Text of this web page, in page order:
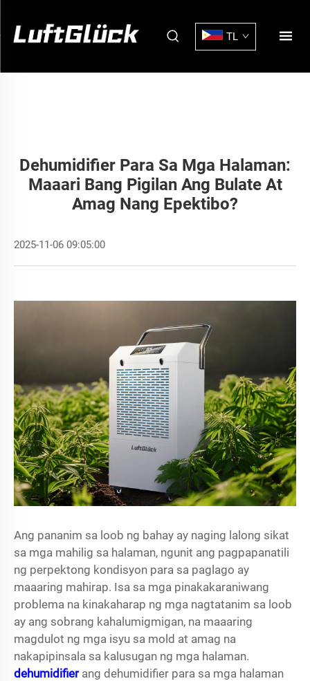
TL
Dehumidifier Para Sa Mga Halaman:
Maaari Bang Pigilan Ang Bulate At
Amag Nang Epektibo?
2025-11-06 09:05:00
Ang pananim sa loob ng bahay ay naging lalong sikat
sa mga mahilig sa halaman, ngunit ang pagpapanatili
ng perpektong kondisyon para sa paglago ay
maaaring mahirap. Isa sa mga pinakakaraniwang
problema na kinakaharap ng mga nagtatanim sa loob
ay ang sobrang kahalumigmigan, na maaaring
magdulot ng mga isyu sa mold at amag na
nakapipinsala sa kalusugan ng mga halaman.
dehumidifier ang dehumidifier para sa mga halaman